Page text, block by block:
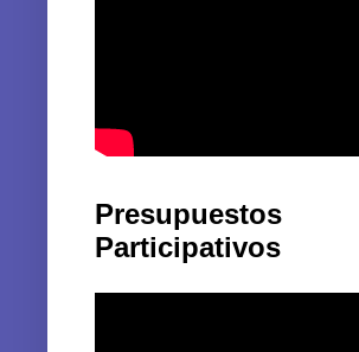
Presupuestos
Participativos